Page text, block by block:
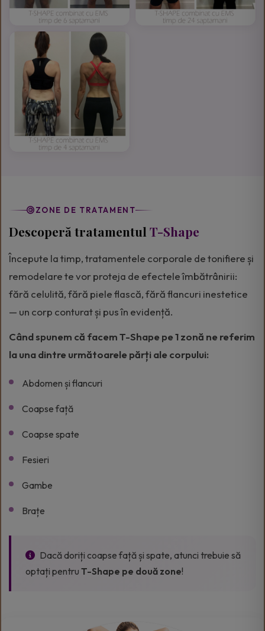
ZONE DE TRATAMENT
Descoperă tratamentul T-Shape
Începute la timp, tratamentele corporale de tonifiere și
remodelare te vor proteja de efectele îmbătrânirii:
fără celulită, fără piele flască, fără flancuri inestetice
— un corp conturat și pus în evidență.
Când spunem că facem T-Shape pe 1 zonă ne referim
la una dintre următoarele părți ale corpului:
Abdomen și flancuri
Coapse față
Coapse spate
Fesieri
Gambe
Brațe
Dacă doriți coapse față și spate, atunci trebuie să
optați pentru T-Shape pe două zone!